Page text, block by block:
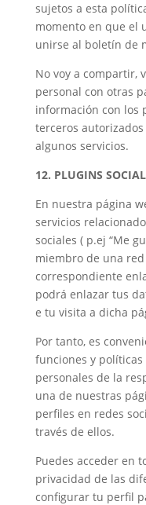
sujetos a esta
momento en que el
unirse al boletín de
No voy a compartir,
personal con otras
información con los
terceros
algunos servicios.
12. PLUGINS
En nuestra página
servicios
sociales ( p.ej “Me
miembro de una
correspondiente
podrá enlazar tus
e tu visita a dicha
Por tanto, es
funciones y
personales de la
una de nuestras
perfiles en redes
través de ellos.
Puedes acceder en
privacidad de las
configurar tu perfil